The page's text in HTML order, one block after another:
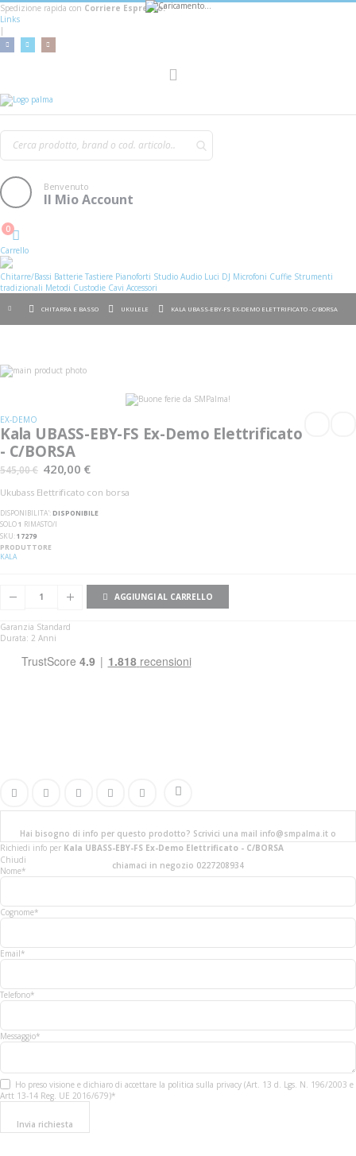
Spedizione rapida con Corriere Espresso!
Links
|
Benvenuto
Il Mio Account
Cart
0
Carrello
Chitarre/Bassi Batterie Tastiere Pianoforti Studio Audio Luci DJ Microfoni Cuffie Strumenti
tradizionali Metodi Custodie Cavi Accessori
CHITARRA E BASSO UKULELE KALA UBASS-EBY-FS EX-DEMO ELETTRIFICATO - C/BORSA
Vai
alla
galleria
di
immagini
galleria
di
immagini
EX-DEMO
Kala UBASS-EBY-FS Ex-Demo Elettrificato
- C/BORSA
545,00 € 420,00 €
Ukubass Elettrificato con borsa
DISPONIBILITA':DISPONIBILE
SOLO1 RIMASTO/I
SKU 17279
PRODUTTORE
KALA
AGGIUNGI AL CARRELLO
Garanzia Standard
Durata: 2 Anni
Hai bisogno di info per questo prodotto? Scrivici una mail info@smpalma.it o
chiamaci in negozio 0227208934
Richiedi info per Kala UBASS-EBY-FS Ex-Demo Elettrificato - C/BORSA
Chiudi
Nome*
Cognome*
Email*
Telefono*
Messaggio*
Ho preso visione e dichiaro di accettare la politica sulla privacy (Art. 13 d. Lgs. N. 196/2003 e
Artt 13-14 Reg. UE 2016/679)*
Invia richiesta